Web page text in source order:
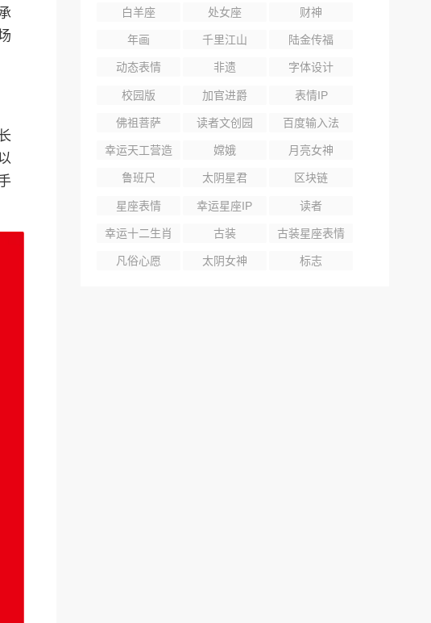
白羊座 处女座 财神
年画 千里江山 陆金传福
动态表情 非遗 字体设计
校园版 加官进爵 表情IP
佛祖菩萨 读者文创园 百度输入法
幸运天工营造
尺
嫦娥 月亮女神
鲁班尺 太阴星君 区块链
星座表情 幸运星座IP 读者
幸运十二生肖 古装 古装星座表情
凡俗心愿 太阴女神 标志